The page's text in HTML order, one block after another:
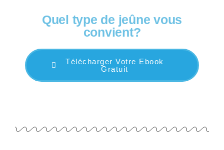
Quel type de jeûne vous
convient?
Télécharger Votre Ebook
Gratuit